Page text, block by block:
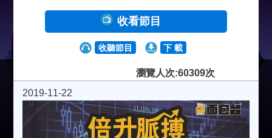
收看節目
收聽節目 下 載
瀏覽人次:60309次
2019-11-22